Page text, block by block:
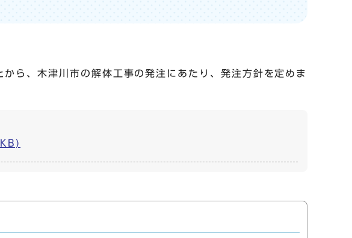
ら、木津川市の解体工事の発注にあたり、発注方針を定めま